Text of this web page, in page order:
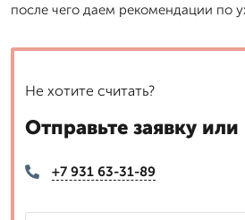
после чего даем рекомендации по
Не хотите считать?
Отправьте заявку
+7 931 63-31-89